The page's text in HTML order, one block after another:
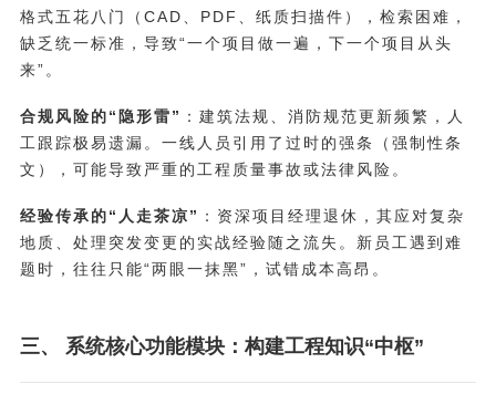
格式五花八门（CAD、PDF、纸质扫描件），检索困难，
缺乏统一标准，导致“一个项目做一遍，下一个项目从头
来”。
合规风险的“隐形雷” ：建筑法规、消防规范更新频繁，人
工跟踪极易遗漏。一线人员引用了过时的强条（强制性条
文），可能导致严重的工程质量事故或法律风险。
经验传承的“人走茶凉” ：资深项目经理退休，其应对复杂
地质、处理突发变更的实战经验随之流失。新员工遇到难
题时，往往只能“两眼一抹黑”，试错成本高昂。
三、 系统核心功能模块：构建工程知识“中枢”